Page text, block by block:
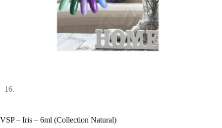
VSP – Iris – 6ml (Collection Natural)